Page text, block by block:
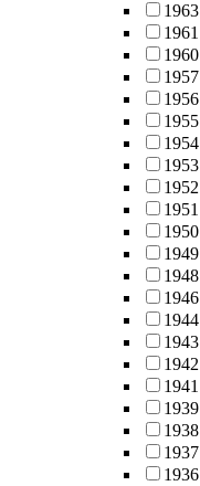
1963
1961
1960
1957
1956
1955
1954
1953
1952
1951
1950
1949
1948
1946
1944
1943
1942
1941
1939
1938
1937
1936